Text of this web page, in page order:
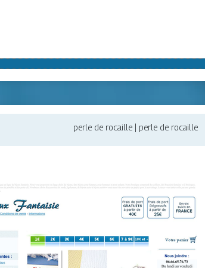
perle de rocaille | perle de rocaille